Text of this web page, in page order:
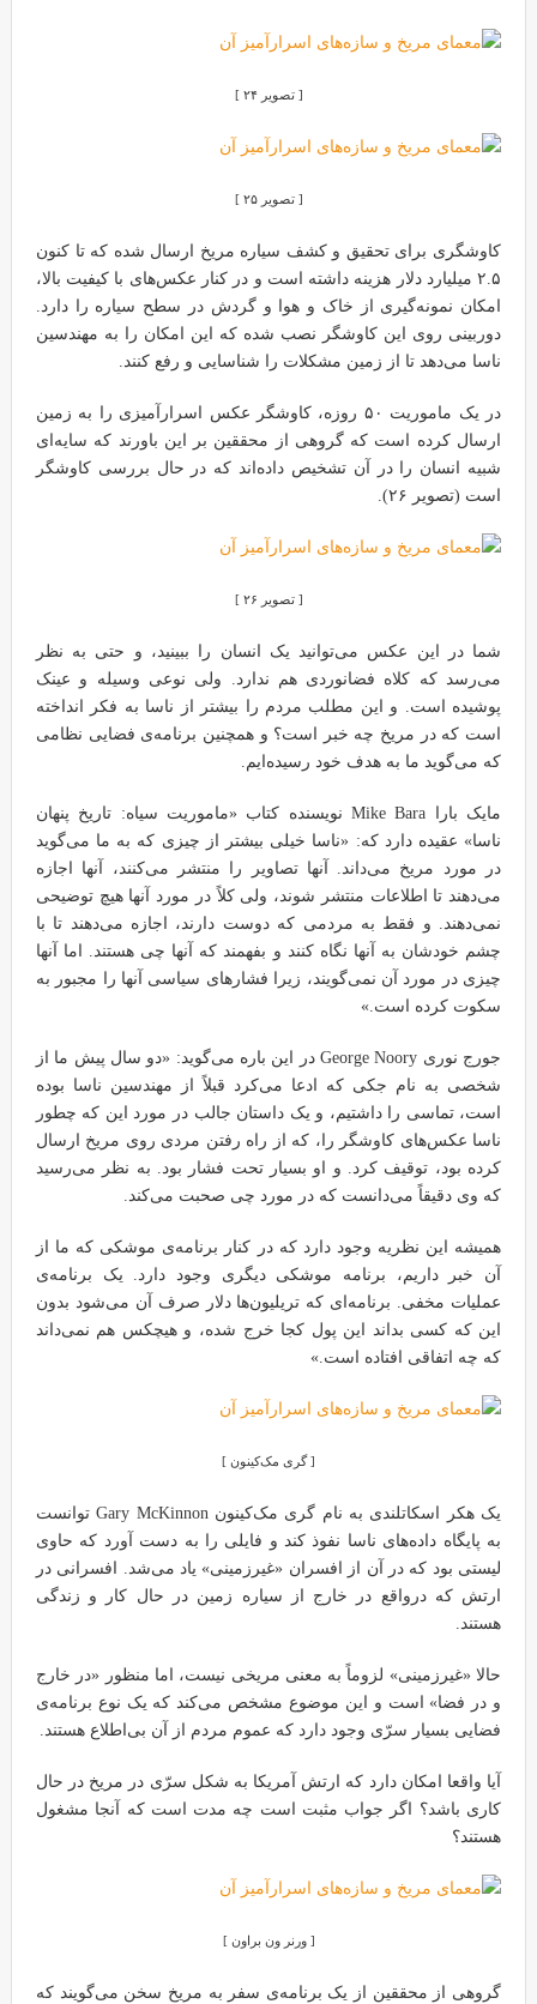
[ تصویر ۲۴ ]
[ تصویر ۲۵ ]
کاوشگری برای تحقیق و کشف سیاره مریخ ارسال شده که تا کنون
۲.۵ میلیارد دلار هزینه داشته است و در کنار عکس‌های با کیفیت بالا،
امکان نمونه‌گیری از خاک و هوا و گردش در سطح سیاره را دارد.
دوربینی روی این کاوشگر نصب شده که این امکان را به مهندسین
ناسا می‌دهد تا از زمین مشکلات را شناسایی و رفع کنند.
در یک ماموریت ۵۰ روزه، کاوشگر عکس اسرارآمیزی را به زمین
ارسال کرده است که گروهی از محققین بر این باورند که سایه‌ای
شبیه انسان را در آن تشخیص داده‌اند که در حال بررسی کاوشگر
است (تصویر ۲۶).
[ تصویر ۲۶ ]
شما در این عکس می‌توانید یک انسان را ببینید، و حتی به نظر
می‌رسد که کلاه فضانوردی هم ندارد. ولی نوعی وسیله و عینک
پوشیده است. و این مطلب مردم را بیشتر از ناسا به فکر انداخته
است که در مریخ چه خبر است؟ و همچنین برنامه‌ی فضایی نظامی
که می‌گوید ما به هدف خود رسیده‌ایم.
مایک بارا Mike Bara نویسنده کتاب «ماموریت سیاه: تاریخ پنهان
ناسا» عقیده دارد که: «ناسا خیلی بیشتر از چیزی که به ما می‌گوید
در مورد مریخ می‌داند. آنها تصاویر را منتشر می‌کنند، آنها اجازه
می‌دهند تا اطلاعات منتشر شوند، ولی کلاً در مورد آنها هیچ توضیحی
نمی‌دهند. و فقط به مردمی که دوست دارند، اجازه می‌دهند تا با
چشم خودشان به آنها نگاه کنند و بفهمند که آنها چی هستند. اما آنها
چیزی در مورد آن نمی‌گویند، زیرا فشارهای سیاسی آنها را مجبور به
سکوت کرده است.»
جورج نوری George Noory در این باره می‌گوید: «دو سال پیش ما از
شخصی به نام جکی که ادعا می‌کرد قبلاً از مهندسین ناسا بوده
است، تماسی را داشتیم، و یک داستان جالب در مورد این که چطور
ناسا عکس‌های کاوشگر را، که از راه رفتن مردی روی مریخ ارسال
کرده بود، توقیف کرد. و او بسیار تحت فشار بود. به نظر می‌رسید
که وی دقیقاً می‌دانست که در مورد چی صحبت می‌کند.
همیشه این نظریه وجود دارد که در کنار برنامه‌ی موشکی که ما از
آن خبر داریم، برنامه موشکی دیگری وجود دارد. یک برنامه‌ی
عملیات مخفی. برنامه‌ای که تریلیون‌ها دلار صرف آن می‌شود بدون
این که کسی بداند این پول کجا خرج شده، و هیچکس هم نمی‌داند
که چه اتفاقی افتاده است.»
[ گری مک‌کینون ]
یک هکر اسکاتلندی به نام گری مک‌کینون Gary McKinnon توانست
به پایگاه داده‌های ناسا نفوذ کند و فایلی را به دست آورد که حاوی
لیستی بود که در آن از افسران «غیرزمینی» یاد می‌شد. افسرانی در
ارتش که درواقع در خارج از سیاره زمین در حال کار و زندگی
هستند.
حالا «غیرزمینی» لزوماً به معنی مریخی نیست، اما منظور «در خارج
و در فضا» است و این موضوع مشخص می‌کند که یک نوع برنامه‌ی
فضایی بسیار سرّی وجود دارد که عموم مردم از آن بی‌اطلاع هستند.
آیا واقعا امکان دارد که ارتش آمریکا به شکل سرّی در مریخ در حال
کاری باشد؟ اگر جواب مثبت است چه مدت است که آنجا مشغول
هستند؟
[ ورنر ون براون ]
گروهی از محققین از یک برنامه‌ی سفر به مریخ سخن می‌گویند که